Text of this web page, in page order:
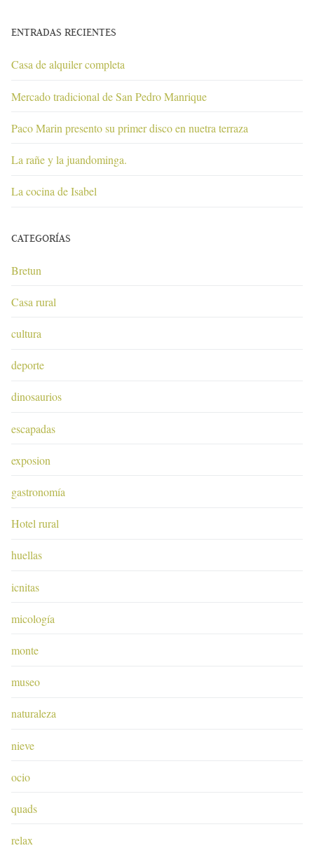
ENTRADAS RECIENTES
Casa de alquiler completa
Mercado tradicional de San Pedro Manrique
Paco Marin presento su primer disco en nuetra terraza
La rañe y la juandominga.
La cocina de Isabel
CATEGORÍAS
Bretun
Casa rural
cultura
deporte
dinosaurios
escapadas
exposion
gastronomía
Hotel rural
huellas
icnitas
micología
monte
museo
naturaleza
nieve
ocio
quads
relax